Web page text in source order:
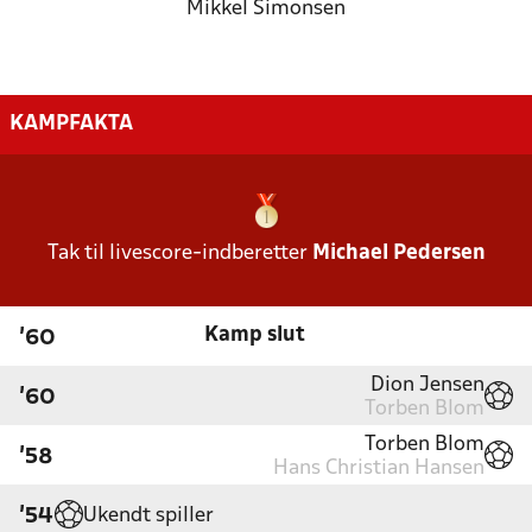
Mikkel Simonsen
KAMPFAKTA
Tak til livescore-indberetter Michael Pedersen
'60 Kamp slut
'60
Dion Jensen
Torben Blom
'58
Torben Blom
Hans Christian Hansen
'54 Ukendt spiller